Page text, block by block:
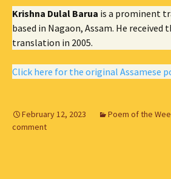
Krishna Dulal Barua is a prominent
based in Nagaon, Assam. He received
translation in 2005.
Click here for the original Assamese
February 12, 2023 Poem of the
comment